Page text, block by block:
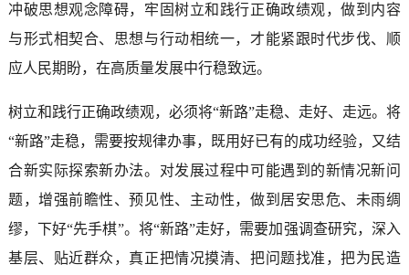
冲破思想观念障碍，牢固树立和践行正确政绩观，做到内容
与形式相契合、思想与行动相统一，才能紧跟时代步伐、顺
应人民期盼，在高质量发展中行稳致远。
树立和践行正确政绩观，必须将“新路”走稳、走好、走远。将
“新路”走稳，需要按规律办事，既用好已有的成功经验，又结
合新实际探索新办法。对发展过程中可能遇到的新情况新问
题，增强前瞻性、预见性、主动性，做到居安思危、未雨绸
缪，下好“先手棋”。将“新路”走好，需要加强调查研究，深入
基层、贴近群众，真正把情况摸清、把问题找准，把为民造